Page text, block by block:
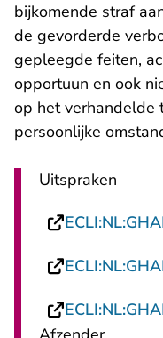
bijkomende straf
de gevorderde
gepleegde feiten,
opportuun en ook
op het verhandelde
persoonlijke
Uitspraken